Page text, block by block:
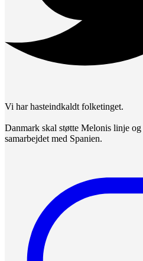
Vi har hasteindkaldt folketinget.
Danmark skal støtte Melonis linje og
samarbejdet med Spanien.